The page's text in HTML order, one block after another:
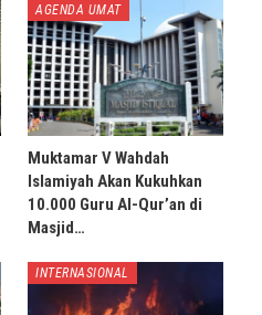
AGENDA UMAT
Muktamar V Wahdah
Islamiyah Akan Kukuhkan
10.000 Guru Al-Qur’an di
Masjid…
INTERNASIONAL